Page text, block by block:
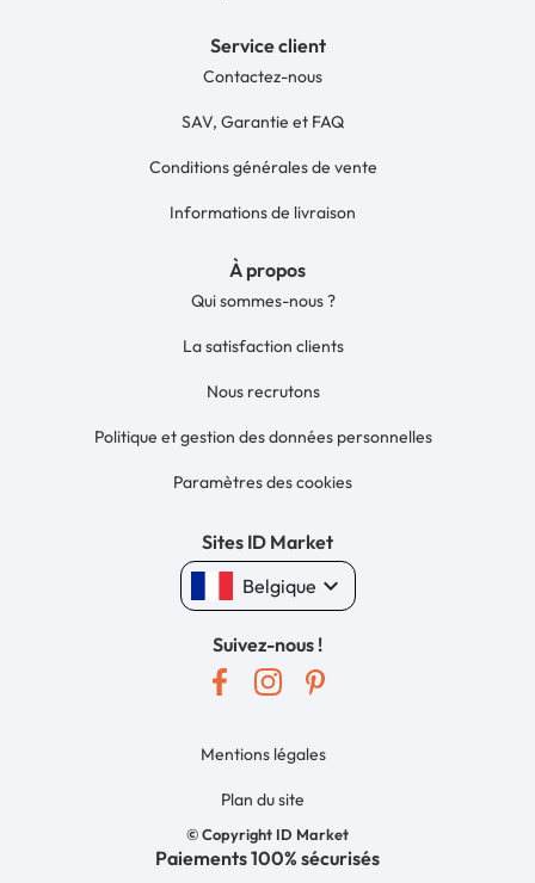
Service client
Contactez-nous
SAV, Garantie et FAQ
Conditions générales de vente
Informations de livraison
À propos
Qui sommes-nous ?
La satisfaction clients
Nous recrutons
Politique et gestion des données personnelles
Paramètres des cookies
Sites ID Market
Belgique keyboard_arrow_down
Suivez-nous !
© Copyright ID Market
Mentions légales
Plan du site
Paiements 100% sécurisés